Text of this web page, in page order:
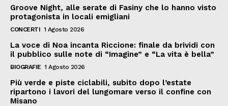
Groove Night, alle serate di Fasiny che lo hanno visto
protagonista in locali emigliani
CONCERTI 1 Agosto 2026
La voce di Noa incanta Riccione: finale da brividi con
il pubblico sulle note di “Imagine” e “La vita è bella”
BIOGRAFIE 1 Agosto 2026
Più verde e piste ciclabili, subito dopo l’estate
ripartono i lavori del lungomare verso il confine con
Misano